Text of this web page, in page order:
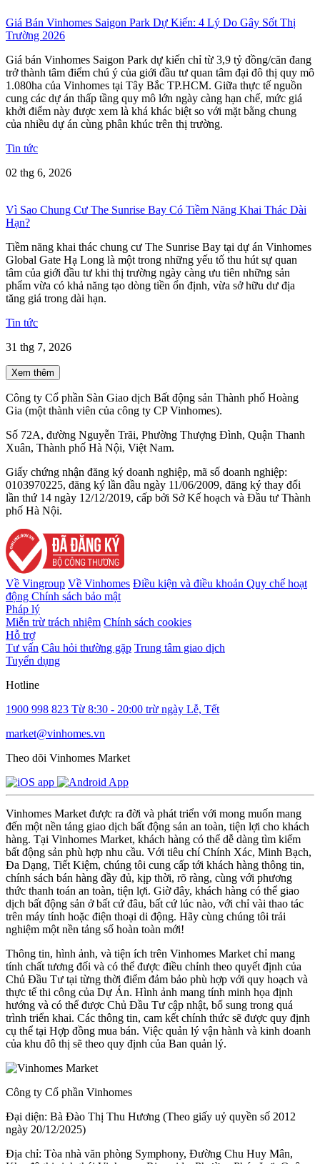
Giá Bán Vinhomes Saigon Park Dự Kiến: 4 Lý Do Gây Sốt Thị
Trường 2026
Giá bán Vinhomes Saigon Park dự kiến chỉ từ 3,9 tỷ đồng/căn đang
trở thành tâm điểm chú ý của giới đầu tư quan tâm đại đô thị quy mô
1.080ha của Vinhomes tại Tây Bắc TP.HCM. Giữa thực tế nguồn
cung các dự án thấp tầng quy mô lớn ngày càng hạn chế, mức giá
khởi điểm này được xem là khá khác biệt so với mặt bằng chung
của nhiều dự án cùng phân khúc trên thị trường.
Tin tức
02 thg 6, 2026
Vì Sao Chung Cư The Sunrise Bay Có Tiềm Năng Khai Thác Dài
Hạn?
Tiềm năng khai thác chung cư The Sunrise Bay tại dự án Vinhomes
Global Gate Hạ Long là một trong những yếu tố thu hút sự quan
tâm của giới đầu tư khi thị trường ngày càng ưu tiên những sản
phẩm vừa có khả năng tạo dòng tiền ổn định, vừa sở hữu dư địa
tăng giá trong dài hạn.
Tin tức
31 thg 7, 2026
Xem thêm
Công ty Cổ phần Sàn Giao dịch Bất động sản Thành phố Hoàng
Gia (một thành viên của công ty CP Vinhomes).
Số 72A, đường Nguyễn Trãi, Phường Thượng Đình, Quận Thanh
Xuân, Thành phố Hà Nội, Việt Nam.
Giấy chứng nhận đăng ký doanh nghiệp, mã số doanh nghiệp:
0103970225, đăng ký lần đầu ngày 11/06/2009, đăng ký thay đổi
lần thứ 14 ngày 12/12/2019, cấp bởi Sở Kế hoạch và Đầu tư Thành
phố Hà Nội.
Về Vingroup Về Vinhomes Điều kiện và điều khoản Quy chế hoạt
động Chính sách bảo mật
Pháp lý
Miễn trừ trách nhiệm Chính sách cookies
Hỗ trợ
Tư vấn Câu hỏi thường gặp Trung tâm giao dịch
Tuyển dụng
Hotline
1900 998 823 Từ 8:30 - 20:00 trừ ngày Lễ, Tết
market@vinhomes.vn
Theo dõi Vinhomes Market
Vinhomes Market được ra đời và phát triển với mong muốn mang
đến một nền tảng giao dịch bất động sản an toàn, tiện lợi cho khách
hàng. Tại Vinhomes Market, khách hàng có thể dễ dàng tìm kiếm
bất động sản phù hợp nhu cầu. Với tiêu chí Chính Xác, Minh Bạch,
Đa Dạng, Tiết Kiệm, chúng tôi cung cấp tới khách hàng thông tin,
chính sách bán hàng đầy đủ, kịp thời, rõ ràng, cùng với phương
thức thanh toán an toàn, tiện lợi. Giờ đây, khách hàng có thể giao
dịch bất động sản ở bất cứ đâu, bất cứ lúc nào, với chỉ vài thao tác
trên máy tính hoặc điện thoại di động. Hãy cùng chúng tôi trải
nghiệm một nền tảng số hoàn toàn mới!
Thông tin, hình ảnh, và tiện ích trên Vinhomes Market chỉ mang
tính chất tương đối và có thể được điều chỉnh theo quyết định của
Chủ Đầu Tư tại từng thời điểm đảm bảo phù hợp với quy hoạch và
thực tế thi công của Dự Án. Hình ảnh mang tính minh họa định
hướng và có thể được Chủ Đầu Tư cập nhật, bổ sung trong quá
trình triển khai. Các thông tin, cam kết chính thức sẽ được quy định
cụ thể tại Hợp đồng mua bán. Việc quản lý vận hành và kinh doanh
của khu đô thị sẽ theo quy định của Ban quản lý.
Công ty Cổ phần Vinhomes
Đại diện: Bà Đào Thị Thu Hương (Theo giấy uỷ quyền số 2012
ngày 20/12/2025)
Địa chỉ: Tòa nhà văn phòng Symphony, Đường Chu Huy Mân,